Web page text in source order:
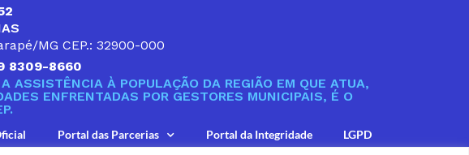
MG CEP.: 32900-000
8309-8660
ASSISTÊNCIA À POPULAÇÃO DA REGIÃO EM QUE ATUA,
ENFRENTADAS POR GESTORES MUNICIPAIS, É O
Portal das Parcerias Portal da Integridade LGPD